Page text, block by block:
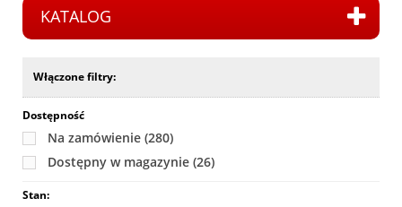
KATALOG
Włączone filtry:
Dostępność
Na zamówienie (280)
Dostępny w magazynie (26)
Stan: